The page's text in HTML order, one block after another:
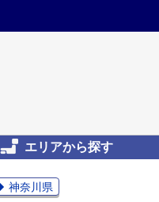
エリアから探す
神奈川県